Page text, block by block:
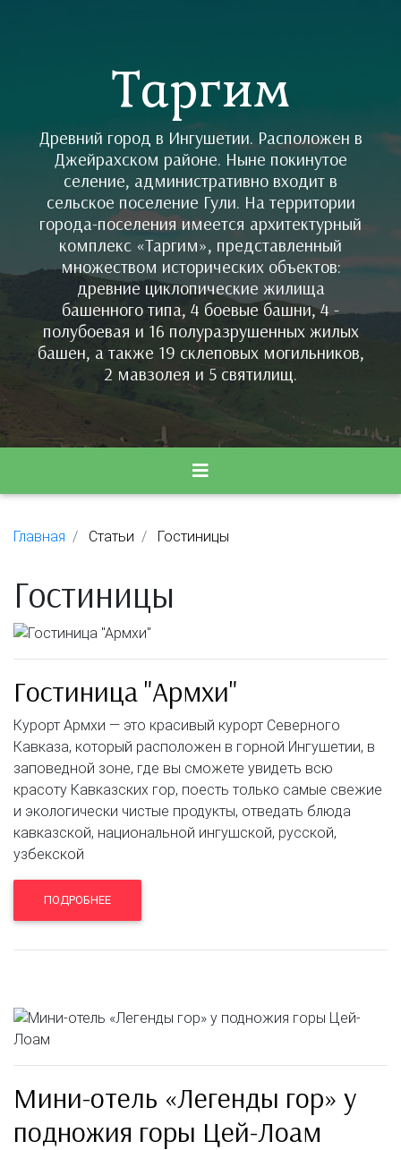
Таргим
Древний город в Ингушетии. Расположен в
Джейрахском районе. Ныне покинутое
селение, административно входит в
сельское поселение Гули. На территории
города-поселения имеется архитектурный
комплекс «Таргим», представленный
множеством исторических объектов:
древние циклопические жилища
башенного типа, 4 боевые башни, 4 -
полубоевая и 16 полуразрушенных жилых
башен, а также 19 склеповых могильников,
2 мавзолея и 5 cвятилищ.
Главная Статьи Гостиницы
Гостиницы
Гостиница "Армхи"
Курорт Армхи — это красивый курорт Северного
Кавказа, который расположен в горной Ингушетии, в
заповедной зоне, где вы сможете увидеть всю
красоту Кавказских гор, поесть только самые свежие
и экологически чистые продукты, отведать блюда
кавказской, национальной ингушской, русской,
узбекской
ПОДРОБНЕЕ
Мини-отель «Легенды гор» у
подножия горы Цей-Лоам